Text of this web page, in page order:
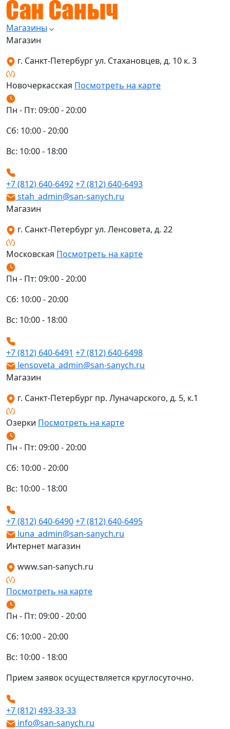
Магазины
Магазин
г. Санкт-Петербург ул. Стахановцев, д. 10 к. 3
Новочеркасская Посмотреть на карте
Пн - Пт: 09:00 - 20:00
Сб: 10:00 - 20:00
Вс: 10:00 - 18:00
+7 (812) 640-6492+7 (812) 640-6493
stah_admin@san-sanych.ru
Магазин
г. Санкт-Петербург ул. Ленсовета, д. 22
Московская Посмотреть на карте
Пн - Пт: 09:00 - 20:00
Сб: 10:00 - 20:00
Вс: 10:00 - 18:00
+7 (812) 640-6491 +7 (812) 640-6498
lensoveta_admin@san-sanych.ru
Магазин
г. Санкт-Петербург пр. Луначарского, д. 5, к.1
Озерки Посмотреть на карте
Пн - Пт: 09:00 - 20:00
Сб: 10:00 - 20:00
Вс: 10:00 - 18:00
+7 (812) 640-6490+7 (812) 640-6495
luna_admin@san-sanych.ru
Интернет магазин
www.san-sanych.ru
Посмотреть на карте
Пн - Пт: 09:00 - 20:00
Сб: 10:00 - 20:00
Вс: 10:00 - 18:00
Прием заявок осуществляется круглосуточно.
+7 (812) 493-33-33
info@san-sanych.ru